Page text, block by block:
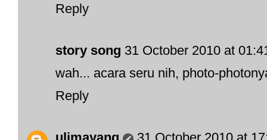
Reply
story song 31 October 2010 at
wah... acara seru nih, photo-
Reply